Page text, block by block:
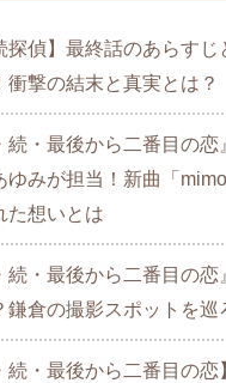
探偵】最終話のあらす
衝撃の結末と真実とは？
続・最後から二番目の
ゆみが担当！新曲「
た想いとは
続・最後から二番目の
鎌倉の撮影スポットを巡
続・最後から二番目の